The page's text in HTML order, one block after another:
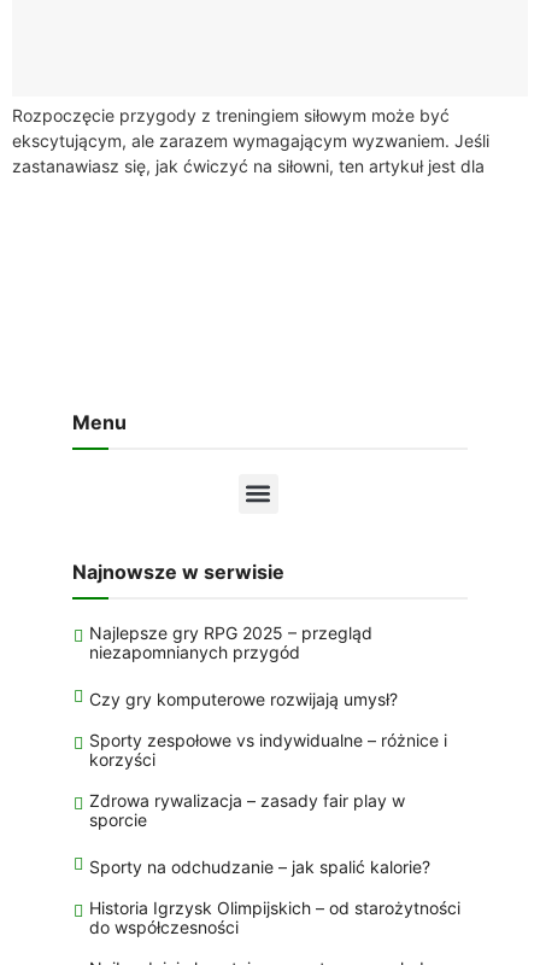
Rozpoczęcie przygody z treningiem siłowym może być
ekscytującym, ale zarazem wymagającym wyzwaniem. Jeśli
zastanawiasz się, jak ćwiczyć na siłowni, ten artykuł jest dla
Menu
Najnowsze w serwisie
Najlepsze gry RPG 2025 – przegląd
niezapomnianych przygód
Czy gry komputerowe rozwijają umysł?
Sporty zespołowe vs indywidualne – różnice i
korzyści
Zdrowa rywalizacja – zasady fair play w
sporcie
Sporty na odchudzanie – jak spalić kalorie?
Historia Igrzysk Olimpijskich – od starożytności
do współczesności